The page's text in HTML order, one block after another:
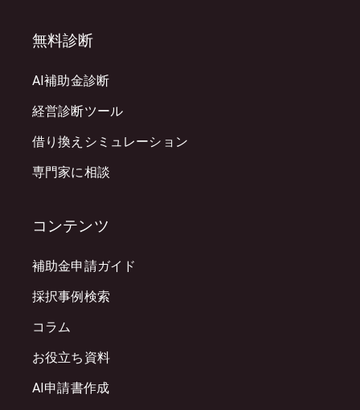
無料診断
AI補助金診断
経営診断ツール
借り換えシミュレーション
専門家に相談
コンテンツ
補助金申請ガイド
採択事例検索
コラム
お役立ち資料
AI申請書作成